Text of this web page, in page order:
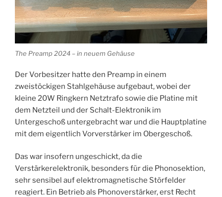
The Preamp 2024 – in neuem Gehäuse
Der Vorbesitzer hatte den Preamp in einem
zweistöckigen Stahlgehäuse aufgebaut, wobei der
kleine 20W Ringkern Netztrafo sowie die Platine mit
dem Netzteil und der Schalt-Elektronik im
Untergeschoß untergebracht war und die Hauptplatine
mit dem eigentlich Vorverstärker im Obergeschoß.
Das war insofern ungeschickt, da die
Verstärkerelektronik, besonders für die Phonosektion,
sehr sensibel auf elektromagnetische Störfelder
reagiert. Ein Betrieb als Phonoverstärker, erst Recht